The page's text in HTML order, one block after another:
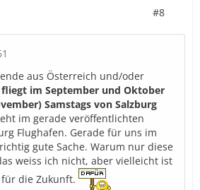
#8
aus Österreich und/oder
fliegt im September und Oktober
Samstags von Salzburg
im gerade veröffentlichten
Flughafen. Gerade für uns im
gute Sache. Warum nur diese
weiss ich nicht, aber vielleicht ist
die Zukunft.